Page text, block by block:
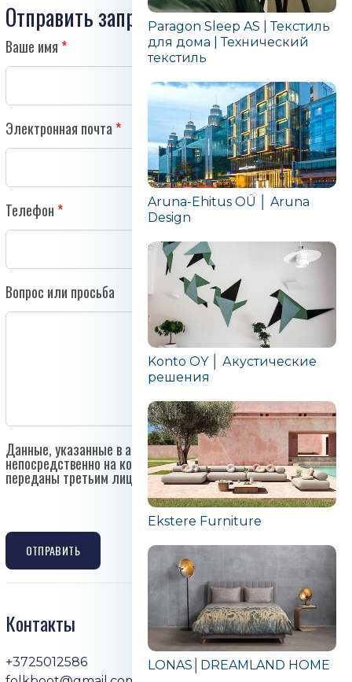
Отправить запрос
Ваше имя
Электронная почта
Телефон
Вопрос или просьба
Данные, указанные в анкете, будут отправлены
непосредственно на контактный e-mail компании и не будут
переданы третьим лицам.
ОТПРАВИТЬ
Контакты
+3725012586
Paragon Sleep AS | Текстиль
для дома | Технический
текстиль
Aruna-Ehitus OÜ │ Aruna
Design
Konto OY │ Акустические
решения
Ekstere Furniture
LONAS│DREAMLAND HOME